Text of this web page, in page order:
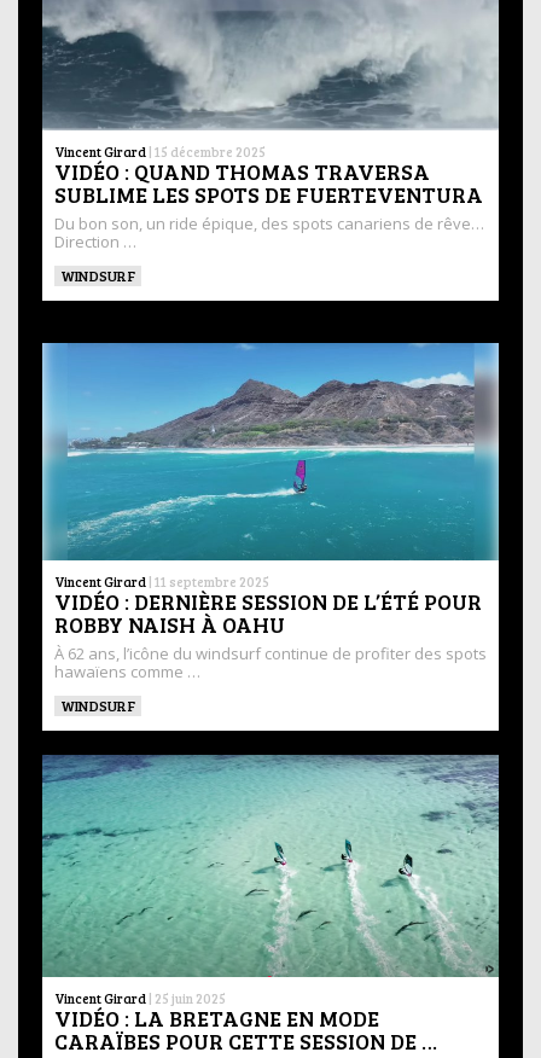
Vincent Girard | 15 décembre 2025
VIDÉO : QUAND THOMAS TRAVERSA
SUBLIME LES SPOTS DE FUERTEVENTURA
Du bon son, un ride épique, des spots canariens de rêve…
Direction …
WINDSURF
Vincent Girard | 11 septembre 2025
VIDÉO : DERNIÈRE SESSION DE L’ÉTÉ POUR
ROBBY NAISH À OAHU
À 62 ans, l’icône du windsurf continue de profiter des spots
hawaïens comme …
WINDSURF
Vincent Girard | 25 juin 2025
VIDÉO : LA BRETAGNE EN MODE
CARAÏBES POUR CETTE SESSION DE …